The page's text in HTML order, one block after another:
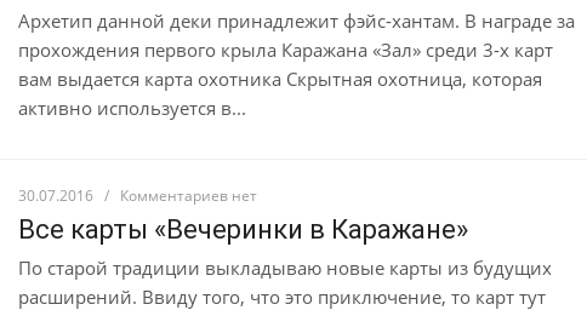
Архетип данной деки принадлежит фэйс-хантам. В награде за
прохождения первого крыла Каражана «Зал» среди 3-х карт
вам выдается карта охотника Скрытная охотница, которая
активно используется в...
30.07.2016 / Комментариев нет
Все карты «Вечеринки в Каражане»
По старой традиции выкладываю новые карты из будущих
расширений. Ввиду того, что это приключение, то карт тут